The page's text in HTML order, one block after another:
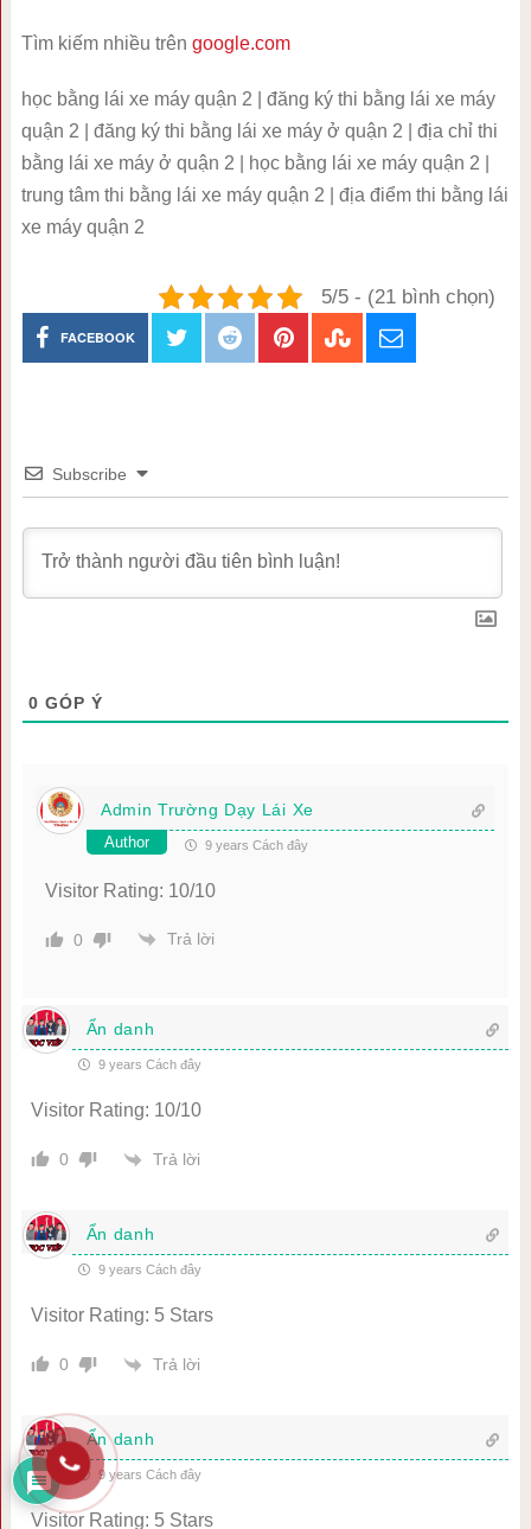
Tìm kiếm nhiều trên google.com
học bằng lái xe máy quận 2 | đăng ký thi bằng lái xe máy
quận 2 | đăng ký thi bằng lái xe máy ở quận 2 | địa chỉ thi
bằng lái xe máy ở quận 2 | học bằng lái xe máy quận 2 |
trung tâm thi bằng lái xe máy quận 2 | địa điểm thi bằng lái
xe máy quận 2
5/5 - (21 bình chọn)
FACEBOOK
Subscribe
0 GÓP Ý
Admin Trường Dạy Lái Xe
Author 9 years Cách đây
Visitor Rating: 10/10
0 Trả lời
Ẩn danh
9 years Cách đây
Visitor Rating: 10/10
0 Trả lời
Ẩn danh
9 years Cách đây
Visitor Rating: 5 Stars
0 Trả lời
Ẩn danh
9 years Cách đây
Visitor Rating: 5 Stars